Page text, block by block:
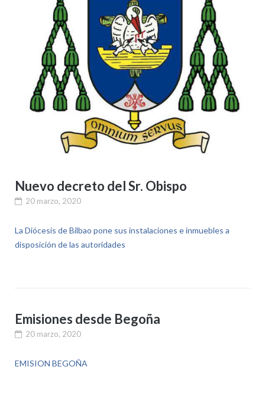
Nuevo decreto del Sr. Obispo
20 marzo, 2020
La Diócesis de Bilbao pone sus instalaciones e inmuebles a
disposición de las autoridades
Emisiones desde Begoña
20 marzo, 2020
EMISION BEGOÑA